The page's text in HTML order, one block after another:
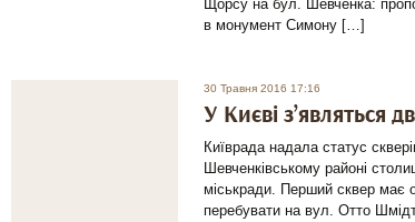
Щорсу на бул. Шевченка:
в монумент Симону […]
30 Травня 2016 17:16
У Києві з’являться
Київрада надала статус
Шевченківському районі
міськради. Перший сквер має
перебувати на вул. Отто